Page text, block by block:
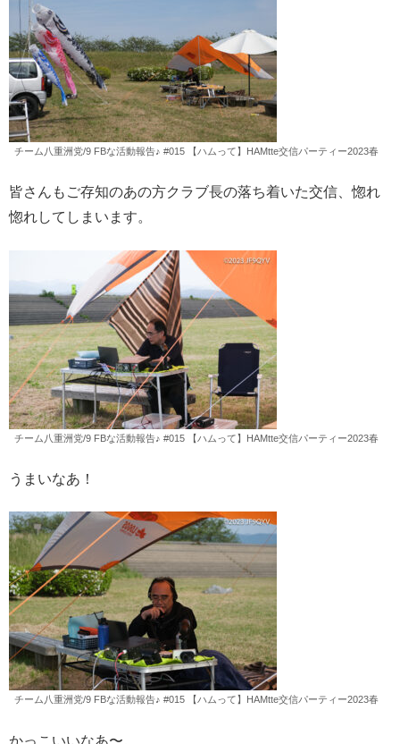
チーム八重洲党/9 FBな活動報告♪ #015 【ハムって】HAMtte交信パーティー2023春
皆さんもご存知のあの方クラブ長の落ち着いた交信、惚れ
惚れしてしまいます。
チーム八重洲党/9 FBな活動報告♪ #015 【ハムって】HAMtte交信パーティー2023春
うまいなあ！
チーム八重洲党/9 FBな活動報告♪ #015 【ハムって】HAMtte交信パーティー2023春
かっこいいなあ〜。